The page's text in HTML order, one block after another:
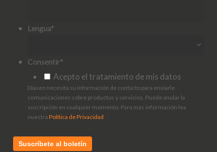
Lengua*
Consentir*
Acepto el tratamiento de mis datos
Diasen necesita su información de contacto para enviarle
comunicaciones sobre productos y servicios. Puede anular la
suscripción en cualquier momento. Para más información lea
nuestra Política de Privacidad